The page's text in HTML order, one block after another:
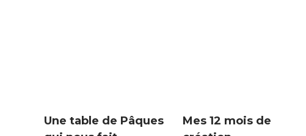
Une table de Pâques
Mes 12 mois de